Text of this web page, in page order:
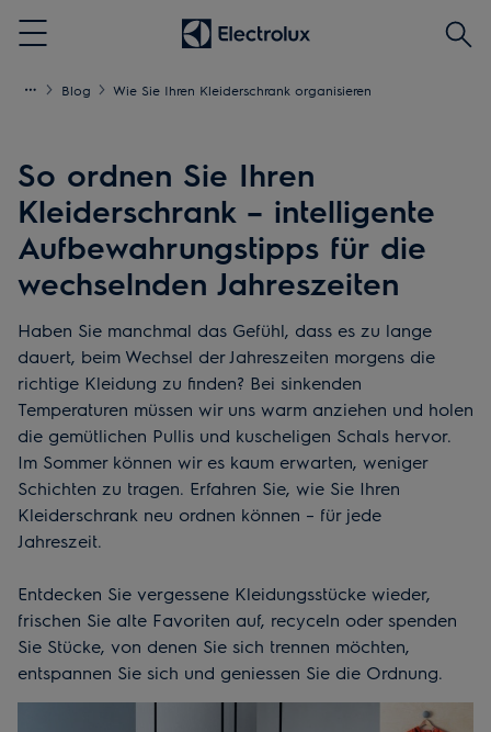
Menu
Blog Wie Sie Ihren Kleiderschrank organisieren
So ordnen Sie Ihren
Kleiderschrank – intelligente
Aufbewahrungstipps für die
wechselnden Jahreszeiten
Haben Sie manchmal das Gefühl, dass es zu lange
dauert, beim Wechsel der Jahreszeiten morgens die
richtige Kleidung zu finden? Bei sinkenden
Temperaturen müssen wir uns warm anziehen und holen
die gemütlichen Pullis und kuscheligen Schals hervor.
Im Sommer können wir es kaum erwarten, weniger
Schichten zu tragen. Erfahren Sie, wie Sie Ihren
Kleiderschrank neu ordnen können – für jede
Jahreszeit.
Entdecken Sie vergessene Kleidungsstücke wieder,
frischen Sie alte Favoriten auf, recyceln oder spenden
Sie Stücke, von denen Sie sich trennen möchten,
entspannen Sie sich und geniessen Sie die Ordnung.